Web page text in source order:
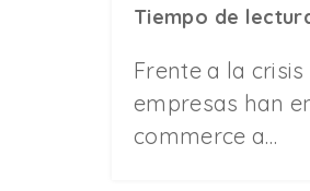
Tiempo de
Frente a la
empresas han
commerce a…